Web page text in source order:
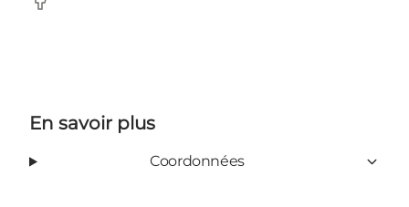
Facebook
En savoir plus
Coordonnées